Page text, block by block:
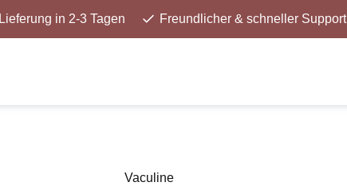
Lieferung in 2-3 Tagen Freundlicher & schneller Support
Vaculine